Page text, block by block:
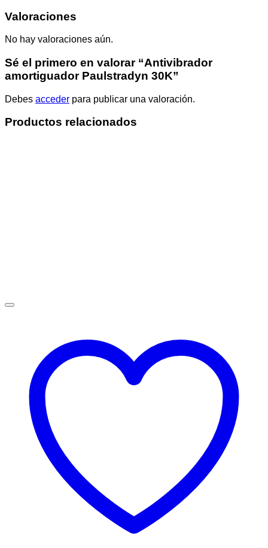
Valoraciones
No hay valoraciones aún.
Sé el primero en valorar “Antivibrador
amortiguador Paulstradyn 30K”
Debes acceder para publicar una valoración.
Productos relacionados